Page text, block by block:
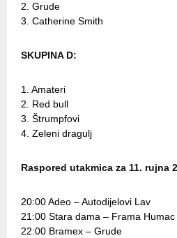
2. Grude
3. Catherine Smith
SKUPINA D:
1. Amateri
2. Red bull
3. Štrumpfovi
4. Zeleni dragulj
Raspored utakmica za 11. rujna
20:00 Adeo – Autodijelovi Lav
21:00 Stara dama – Frama Humac
22:00 Bramex – Grude